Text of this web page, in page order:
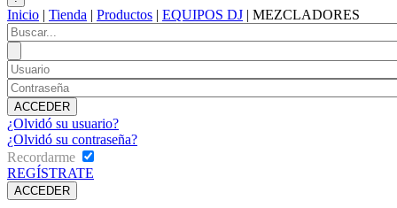
Inicio | Tienda | Productos | EQUIPOS DJ | MEZCLADORES
¿Olvidó su usuario?
¿Olvidó su contraseña?
Recordarme
REGÍSTRATE